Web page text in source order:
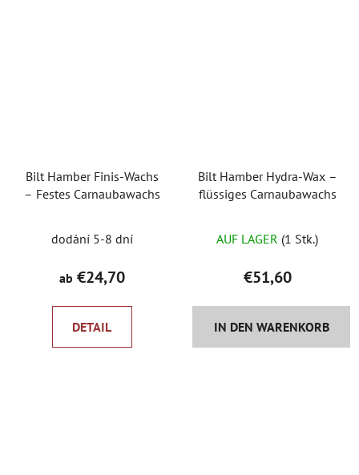
Bilt Hamber Finis-Wachs
– Festes Carnaubawachs
dodání 5-8 dní
ab €24,70
DETAIL
Bilt Hamber Hydra-Wax –
flüssiges Carnaubawachs
AUF LAGER (1 Stk.)
€51,60
IN DEN WARENKORB